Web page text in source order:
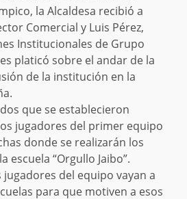
la Alcaldesa recibió a
Comercial y Luis Pérez,
Institucionales de Grupo
platicó sobre el andar de la
de la institución en la
que se establecieron
jugadores del primer equipo
donde se realizarán los
escuela “Orgullo Jaibo”.
del equipo vayan a
para que motiven a esos